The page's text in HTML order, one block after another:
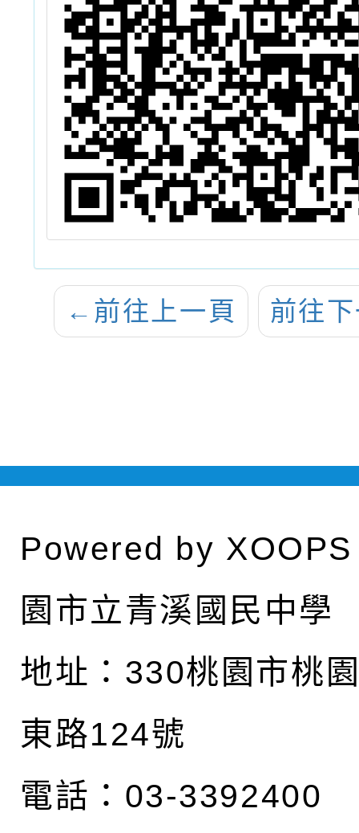
← 前往上一頁 前往
Powered by XOOPS
園市立青溪國民中學
地址： 330桃園市桃
東路124號
電話：03-3392400